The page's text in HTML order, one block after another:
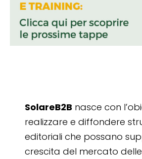
SolareB2B nasce con
realizzare e diffondere
editoriali che possano
crescita del mercato